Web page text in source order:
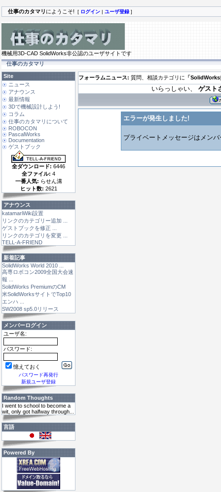
仕事のカタマリ にようこそ! [ ログイン | ユーザ登録 ]
機械用3D-CAD SolidWorks非公認のユーザサイトです
仕事のカタマリ
Site
ニュース
アナウンス
最新情報
3Dで機械設計しよう!
コラム
仕事のカタマリについて
ROBOCON
PascalWorks
Documentation
ゲストブック
全ダウンロード: 6446
全ファイル: 4
一番人気: らせん溝
ヒット数: 2621
アナウンス
katamariWiki設置
リンクのカテゴリー追加 ...
ゲストブックを修正 ...
リンクのカテゴリを変更 ...
TELL-A-FRIEND
新着記事
SolidWorks World 2010 ...
高専ロボコン2009全国大会速
報 ...
SolidWorks PremiumのCM
米SolidWorksサイトでTop10
エンハ ...
SW2008 sp5.0リリース
メンバーログイン
ユーザ名:
パスワード:
憶えておく
パスワード再発行
新規ユーザ登録
Random Thoughts
I went to school to become a
wit, only got halfway through...
言語
Powered By
フォーラムニュース: 質問、相談カテゴリに 「
いらっしゃい、 ゲスト
エラーが発生しました!
プライベートメッセージはメン